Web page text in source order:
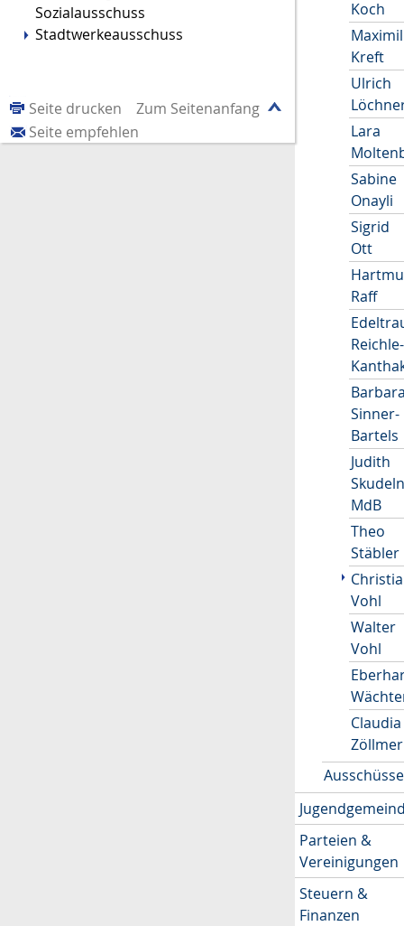
Sozialausschuss
Stadtwerkeausschuss
Zum Seitenanfang
Seite drucken
Seite empfehlen
Koch
Kreft
Ulrich
Lara
Sabine
Onayli
Sigrid
Ott
Raff
Reichle-
Sinner-
Bartels
Judith
MdB
Theo
Stäbler
Vohl
Walter
Vohl
Claudia
Zöllmer
Ausschüsse
Parteien &
Vereinigungen
Steuern &
Finanzen